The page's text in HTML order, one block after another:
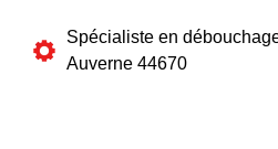
Spécialiste en
Auverne 44670